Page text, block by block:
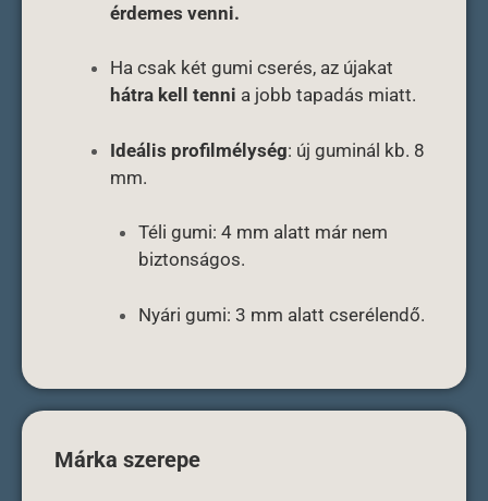
érdemes venni.
Ha csak két gumi cserés, az újakat
hátra kell tenni a jobb tapadás miatt.
Ideális profilmélység: új guminál kb. 8
mm.
Téli gumi: 4 mm alatt már nem
biztonságos.
Nyári gumi: 3 mm alatt cserélendő.
Márka szerepe